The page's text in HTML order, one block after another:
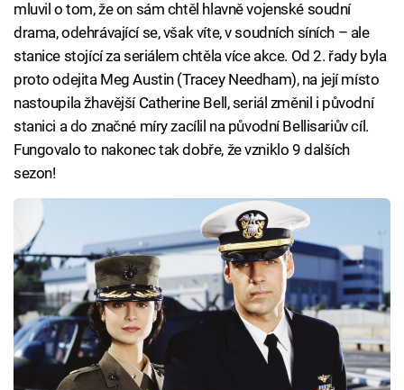
mluvil o tom, že on sám chtěl hlavně vojenské soudní
drama, odehrávající se, však víte, v soudních síních – ale
stanice stojící za seriálem chtěla více akce. Od 2. řady byla
proto odejita Meg Austin (Tracey Needham), na její místo
nastoupila žhavější Catherine Bell, seriál změnil i původní
stanici a do značné míry zacílil na původní Bellisariův cíl.
Fungovalo to nakonec tak dobře, že vzniklo 9 dalších
sezon!